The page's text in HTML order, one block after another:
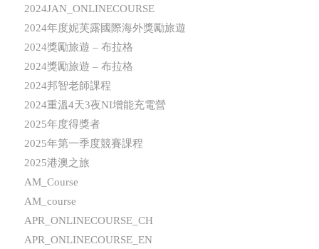
2024JAN_ONLINECOURSE
2024年度妮芙露國際海外獎勵旅遊
2024獎勵旅遊 – 布拉格
2024獎勵旅遊 – 布拉格
2024邦智老師課程
2024重溫4天3夜NI增能充電營
2025年度得獎者
2025年第一季度競賽課程
2025港澳之旅
AM_Course
AM_course
APR_ONLINECOURSE_CH
APR_ONLINECOURSE_EN